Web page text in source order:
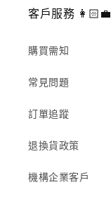
客戶服務 👩🏻‍💼
購買需知
常見問題
訂單追蹤
退換貨政策
機構企業客戶